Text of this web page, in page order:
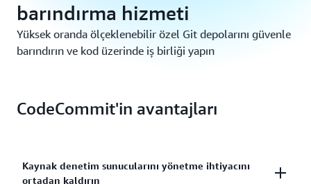
barındırma hizmeti
Yüksek oranda ölçeklenebilir özel Git depolarını güvenle
barındırın ve kod üzerinde iş birliği yapın
CodeCommit'in avantajları
Kaynak denetim sunucularını yönetme ihtiyacını
ortadan kaldırın